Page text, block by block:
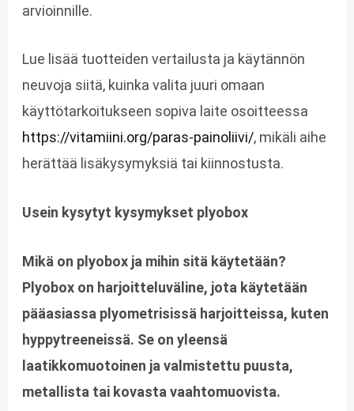
arvioinnille.
Lue lisää tuotteiden vertailusta ja käytännön
neuvoja siitä, kuinka valita juuri omaan
käyttötarkoitukseen sopiva laite osoitteessa
https://vitamiini.org/paras-painoliivi/, mikäli aihe
herättää lisäkysymyksiä tai kiinnostusta.
Usein kysytyt kysymykset plyobox
Mikä on plyobox ja mihin sitä käytetään?
Plyobox on harjoitteluväline, jota käytetään
pääasiassa plyometrisissä harjoitteissa, kuten
hyppytreeneissä. Se on yleensä
laatikkomuotoinen ja valmistettu puusta,
metallista tai kovasta vaahtomuovista.